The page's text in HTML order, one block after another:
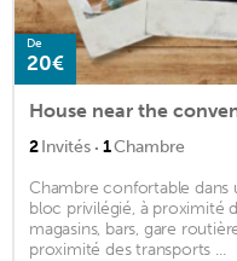
De
20€
House near the
2Invités · 1Chambre
Chambre confortable dans
bloc privilégié, à proximité
magasins, bars, gare
proximité des transports ...